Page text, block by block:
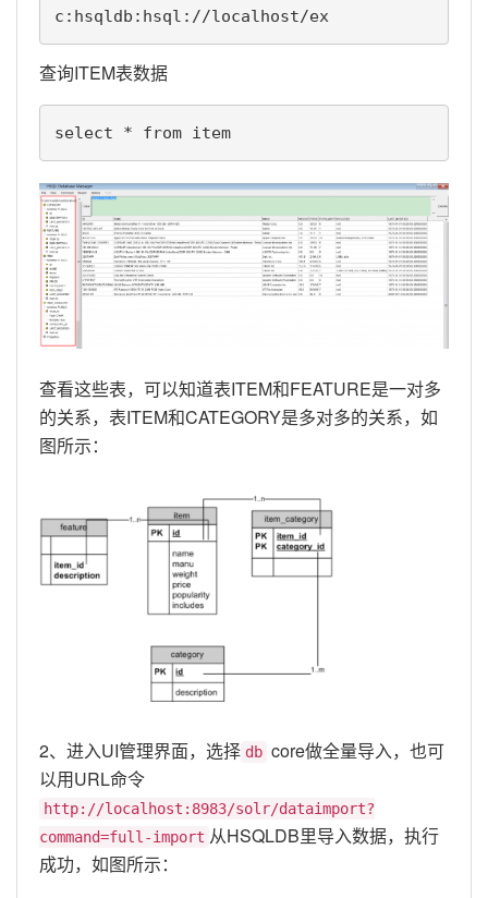
c:hsqldb:hsql://localhost/ex
查询ITEM表数据
select * from item
查看这些表，可以知道表ITEM和FEATURE是一对多
的关系，表ITEM和CATEGORY是多对多的关系，如
图所示：
2、进入UI管理界面，选择 db core做全量导入，也可
以用URL命令
http://localhost:8983/solr/dataimport?
command=full-import 从HSQLDB里导入数据，执行
成功，如图所示：